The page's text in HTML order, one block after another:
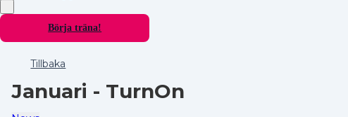
Börja träna!
Tillbaka
Januari - TurnOn